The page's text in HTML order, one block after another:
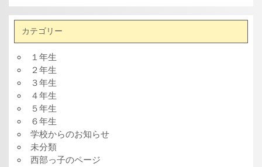
カテゴリー
１年生
２年生
３年生
４年生
５年生
６年生
学校からのお知らせ
未分類
西部っ子のページ